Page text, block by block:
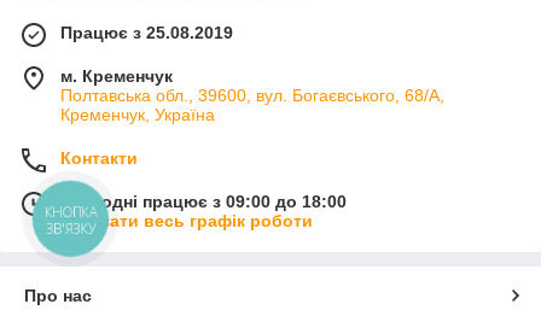
Працює з 25.08.2019
м. Кременчук
Полтавська обл., 39600, вул. Богаєвського, 68/А,
Кременчук, Україна
Контакти
Сьогодні працює з 09:00 до 18:00
Показати весь графік роботи
Про нас
КНОПКА
ЗВ'ЯЗКУ